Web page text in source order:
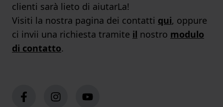
clienti sarà lieto di aiutarLa!
Visiti la nostra pagina dei contatti qui, oppure
ci invii una richiesta tramite il nostro modulo
di contatto.